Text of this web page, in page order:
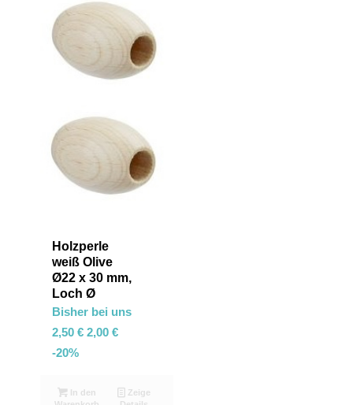
Holzperle
weiß Olive
Ø22 x 30 mm,
Loch Ø
Bisher bei uns
2,50 € 2,00 €
-20%
In den
Zeige